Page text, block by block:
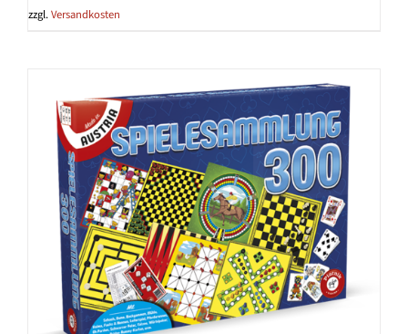
zzgl.Versandkosten